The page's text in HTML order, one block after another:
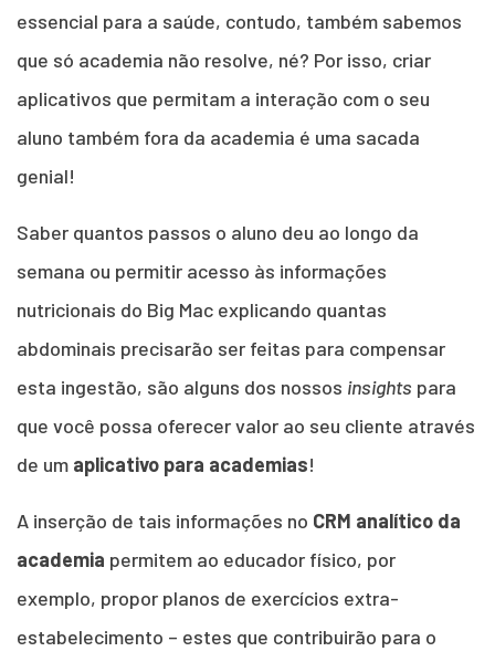
essencial para a saúde, contudo, também sabemos
que só academia não resolve, né? Por isso, criar
aplicativos que permitam a interação com o seu
aluno também fora da academia é uma sacada
genial!
Saber quantos passos o aluno deu ao longo da
semana ou permitir acesso às informações
nutricionais do Big Mac explicando quantas
abdominais precisarão ser feitas para compensar
esta ingestão, são alguns dos nossos insights para
que você possa oferecer valor ao seu cliente através
de um aplicativo para academias!
A inserção de tais informações no CRM analítico da
academia permitem ao educador físico, por
exemplo, propor planos de exercícios extra-
estabelecimento – estes que contribuirão para o